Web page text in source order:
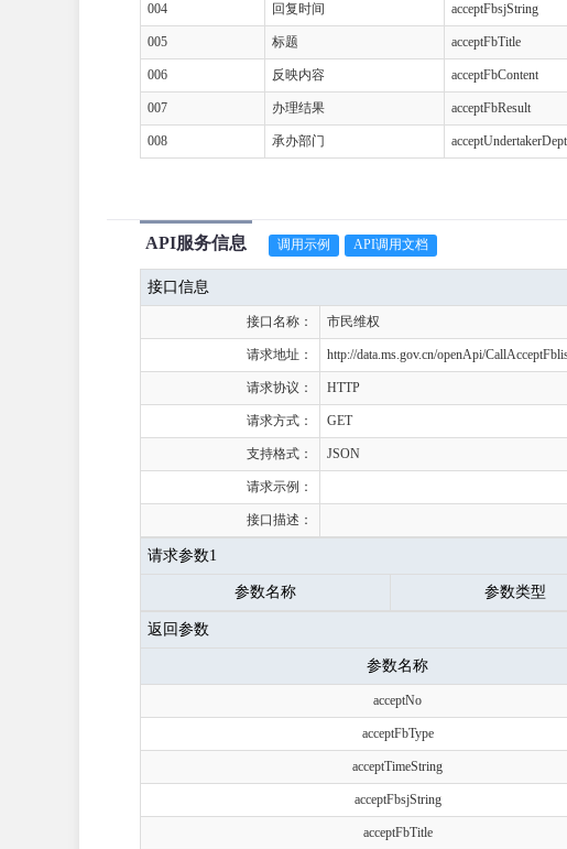
004 回复时间 acceptFbsjString
005 标题 acceptFbTitle
006 反映内容 acceptFbContent
007 办理结果 acceptFbResult
008 承办部门 acceptUndertakerDept
API服务信息 调用示例 API调用文档
接口信息
接口名称： 市民维权
请求地址： http://data.ms.gov.cn/openApi/
请求协议： HTTP
请求方式： GET
支持格式： JSON
请求示例：
接口描述：
请求参数1
参数名称 参数类型
返回参数
参数名称
acceptNo
acceptFbType
acceptTimeString
acceptFbsjString
acceptFbTitle